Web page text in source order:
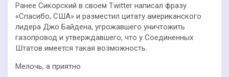
Ранее Сикорский в своем Twitter написал фразу
«Спасибо, США» и разместил цитату американского
лидера Джо Байдена, угрожавшего уничтожить
газопровод и утверждавшего, что у Соединенных
Штатов имеется такая возможность.
Мелочь, а приятно